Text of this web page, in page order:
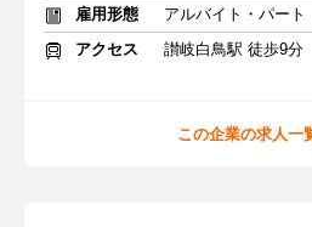
雇用形態
アルバイト・パート
アクセス
讃岐白鳥駅 徒歩9分
この企業の求人一